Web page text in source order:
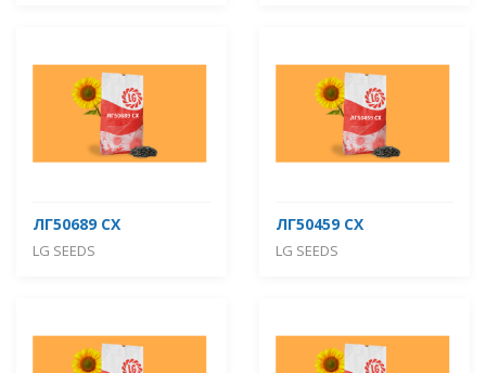
ЛГ50689 СХ
LG SEEDS
ЛГ50459 СХ
LG SEEDS